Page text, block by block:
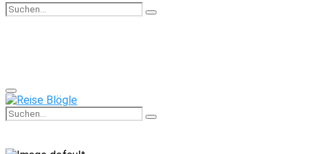
Search
Search
Primary
Menu
Search
for:
Search